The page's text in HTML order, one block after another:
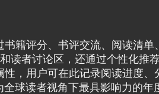
籍评分、书评交流、阅读清
读者讨论区，还通过个性化推
，用户可在此记录阅读进度
球读者视角下最具影响力的年